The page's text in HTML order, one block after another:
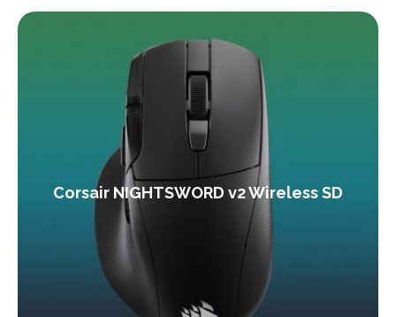
Corsair NIGHTSWORD v2 Wireless SD